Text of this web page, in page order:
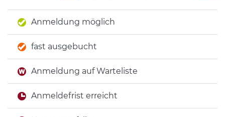
Anmeldung möglich
fast ausgebucht
Anmeldung auf Warteliste
Anmeldefrist erreicht